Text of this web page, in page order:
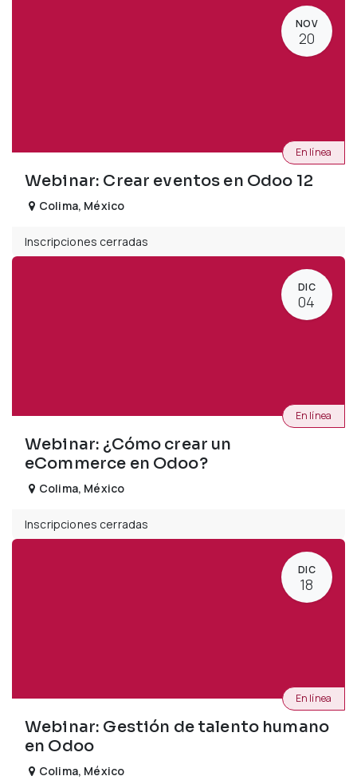
NOV
20
Webinar: Crear eventos en Odoo 12
En línea
Colima, México
Inscripciones cerradas
DIC
04
Webinar: ¿Cómo crear un
eCommerce en Odoo?
En línea
Colima, México
Inscripciones cerradas
DIC
18
Webinar: Gestión de talento humano
en Odoo
En línea
Colima, México